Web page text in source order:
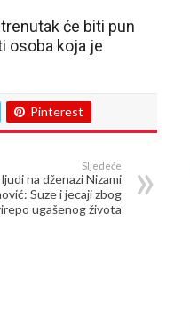
će biti pun
osoba koja je
Pinterest
Sljedeće
na dženazi Nizami
Suze i jecaji zbog
ugašenog života